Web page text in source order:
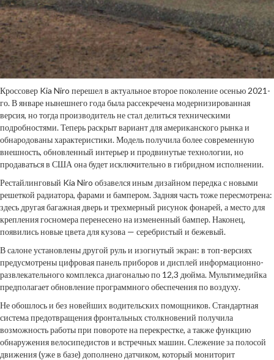
Кроссовер Kia Niro перешел в актуальное второе поколение осенью 2021-
го. В январе нынешнего года была рассекречена модернизированная
версия, но тогда производитель не стал делиться техническими
подробностями. Теперь раскрыт вариант для американского рынка и
обнародованы характеристики. Модель получила более современную
внешность, обновленный интерьер и продвинутые технологии, но
продаваться в США она будет исключительно в гибридном исполнении.
Рестайлинговый Kia Niro обзавелся иным дизайном передка с новыми
решеткой радиатора, фарами и бампером. Задняя часть тоже пересмотрена:
здесь другая багажная дверь и трехмерный рисунок фонарей, а место для
крепления госномера перенесено на измененный бампер. Наконец,
появились новые цвета для кузова — серебристый и бежевый.
В салоне установлены другой руль и изогнутый экран: в топ-версиях
предусмотрены цифровая панель приборов и дисплей информационно-
развлекательного комплекса диагональю по 12,3 дюйма. Мультимедийка
предполагает обновление программного обеспечения по воздуху.
Не обошлось и без новейших водительских помощников. Стандартная
система предотвращения фронтальных столкновений получила
возможность работы при повороте на перекрестке, а также функцию
обнаружения велосипедистов и встречных машин. Слежение за полосой
движения (уже в базе) дополнено датчиком, который мониторит